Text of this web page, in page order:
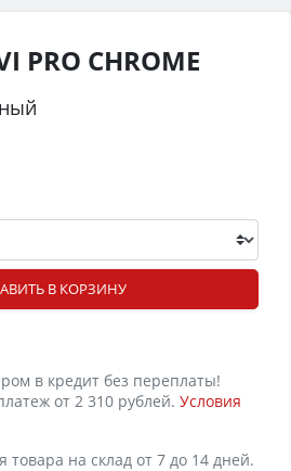
PRO CHROME
В КОРЗИНУ
в кредит без переплаты!
от 2 310 рублей. Условия
товара на склад от 7 до 14 дней.